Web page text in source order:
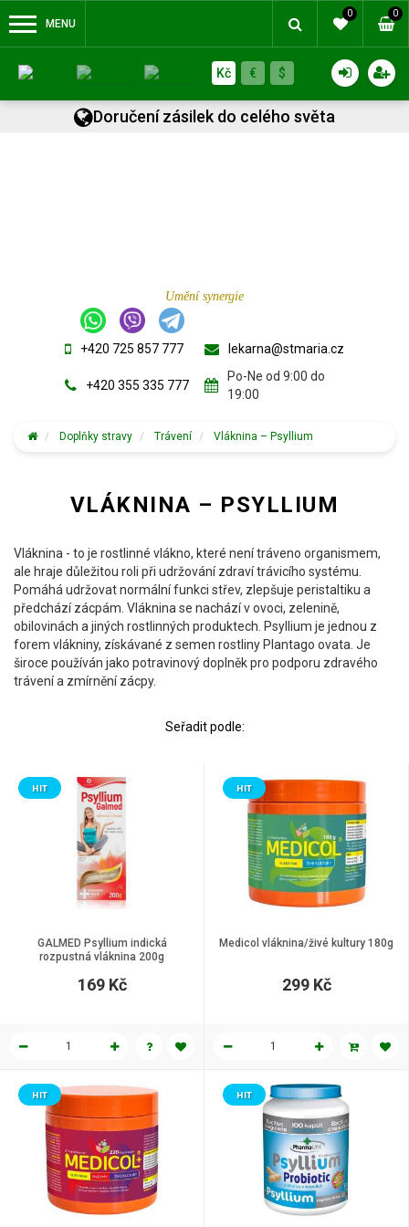
MENU
0 0
Kč € $
Doručení zásilek do celého světa
Umění synergie
+420 725 857 777
+420 355 335 777
lekarna@stmaria.cz
Po-Ne od 9:00 do
19:00
Doplňky stravy Trávení Vláknina – Psyllium
VLÁKNINA – PSYLLIUM
Vláknina - to je rostlinné vlákno, které není tráveno organismem,
ale hraje důležitou roli při udržování zdraví trávicího systému.
Pomáhá udržovat normální funkci střev, zlepšuje peristaltiku a
předchází zácpám. Vláknina se nachází v ovoci, zelenině,
obilovinách a jiných rostlinných produktech. Psyllium je jednou z
forem vlákniny, získávané z semen rostliny Plantago ovata. Je
široce používán jako potravinový doplněk pro podporu zdravého
trávení a zmírnění zácpy.
Seřadit podle:
GALMED Psyllium indická
rozpustná vláknina 200g
HIT
169 Kč
Medicol vláknina/živé kultury 180g
HIT
299 Kč
HIT HIT